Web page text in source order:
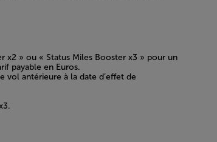
x2 » ou « Status Miles Booster x3 » pour un
payable en Euros.
antérieure à la date d’effet de